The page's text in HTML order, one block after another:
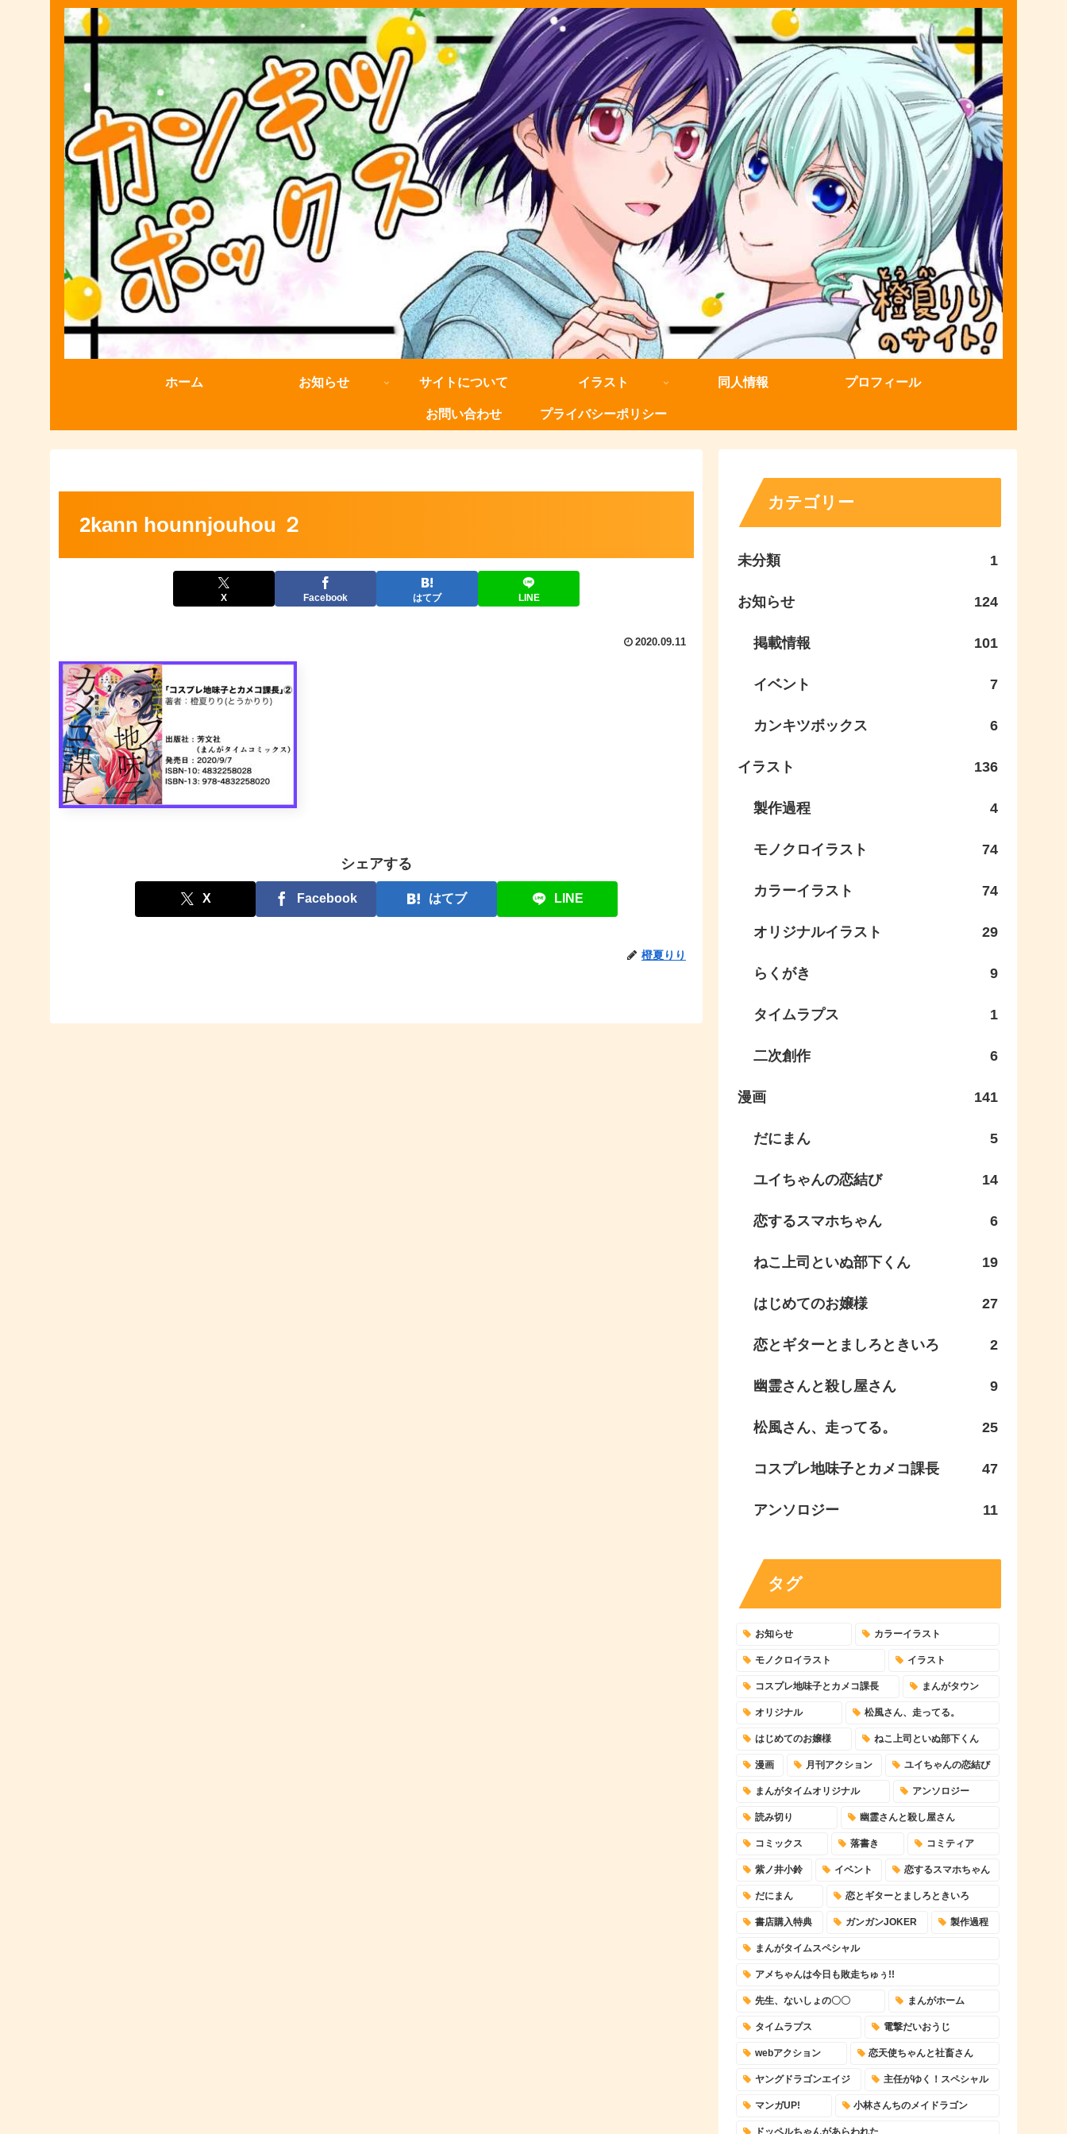
ホーム お知らせ サイトについて イラスト 同人情報 プロフィール
お問い合わせ プライバシーポリシー
2kann hounnjouhou ２
X Facebook はてブ LINE
2020.09.11
シェアする
X Facebook はてブ LINE
橙夏りり
カテゴリー
未分類 1
お知らせ 124
掲載情報 101
イベント 7
カンキツボックス 6
イラスト 136
製作過程 4
モノクロイラスト 74
カラーイラスト 74
オリジナルイラスト 29
らくがき 9
タイムラプス 1
二次創作 6
漫画 141
だにまん 5
ユイちゃんの恋結び 14
恋するスマホちゃん 6
ねこ上司といぬ部下くん 19
はじめてのお嬢様 27
恋とギターとましろときいろ 2
幽霊さんと殺し屋さん 9
松風さん、走ってる。 25
コスプレ地味子とカメコ課長 47
アンソロジー 11
タグ
お知らせ カラーイラスト
モノクロイラスト イラスト
コスプレ地味子とカメコ課長 まんがタウン
オリジナル 松風さん、走ってる。
はじめてのお嬢様 ねこ上司といぬ部下くん
漫画 月刊アクション ユイちゃんの恋結び
まんがタイムオリジナル アンソロジー
読み切り 幽霊さんと殺し屋さん
コミックス 落書き コミティア
紫ノ井小鈴 イベント 恋するスマホちゃん
だにまん 恋とギターとましろときいろ
書店購入特典 ガンガンJOKER 製作過程
まんがタイムスペシャル
アメちゃんは今日も敗走ちゅぅ!!
先生、ないしょの〇〇 まんがホーム
タイムラプス 電撃だいおうじ
webアクション 恋天使ちゃんと社畜さん
ヤングドラゴンエイジ 主任がゆく！スペシャル
マンガUP! 小林さんちのメイドラゴン